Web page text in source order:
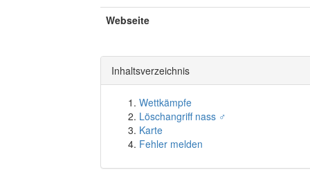
Webseite
Inhaltsverzeichnis
Wettkämpfe
Löschangriff nass ♂
Karte
Fehler melden